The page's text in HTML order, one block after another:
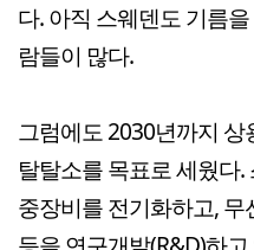
다. 아직 스웨덴도 기름
람들이 많다.
그럼에도 2030년까지 상
탈탈소를 목표로 세웠다
중장비를 전기화하고,